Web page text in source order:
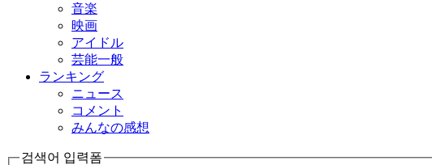
音楽
映画
アイドル
芸能一般
ランキング
ニュース
コメント
みんなの感想
검색어 입력폼